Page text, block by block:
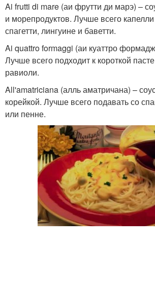
Ai frutti di mare (аи фрутти ди марэ) –
и морепродуктов. Лучше всего
спагетти, лингуине и баветти.
Ai quattro formaggi (аи куаттро
Лучше всего подходит к короткой
равиоли.
All'amatriciana (алль аматричана) –
корейкой. Лучше всего подавать со
или пенне.